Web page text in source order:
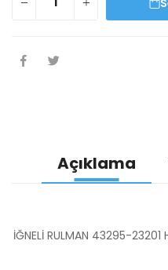
Açıklama
İĞNELİ RULMAN 43295-23201